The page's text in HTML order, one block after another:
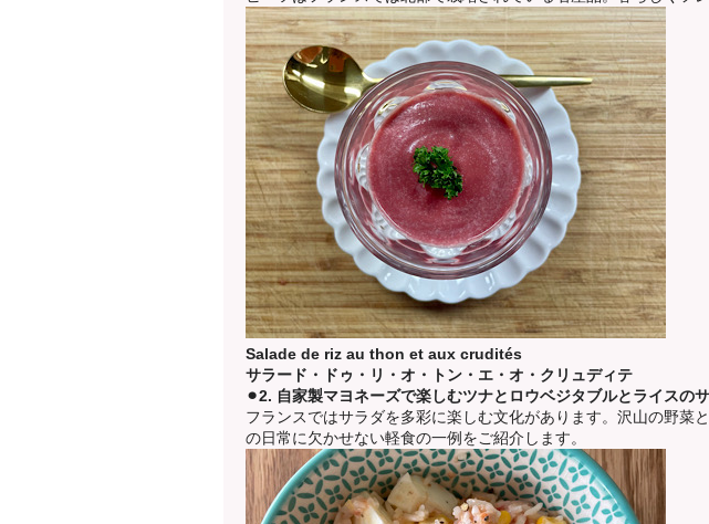
Salade de riz au thon et aux crudités
サラード・ドゥ・リ・オ・トン・エ・オ・クリュディテ
⚫︎2. 自家製マヨネーズで楽しむツナとロウベジタブルとライスの
フランスではサラダを多彩に楽しむ文化があります。沢山の野菜
の日常に欠かせない軽食の一例をご紹介します。